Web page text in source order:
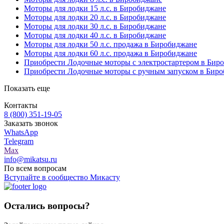
Моторы для лодки 15 л.с. в Биробиджане
Моторы для лодки 20 л.с. в Биробиджане
Моторы для лодки 30 л.с. в Биробиджане
Моторы для лодки 40 л.с. в Биробиджане
Моторы для лодки 50 л.с. продажа в Биробиджане
Моторы для лодки 60 л.с. продажа в Биробиджане
Приобрести Лодочные моторы с электростартером в
Приобрести Лодочные моторы с ручным запуском в
Показать еще
Контакты
8 (800) 351-19-05
Заказать звонок
WhatsApp
Telegram
Max
info@mikatsu.ru
По всем вопросам
Вступайте в сообщество Микасту
Остались вопросы?